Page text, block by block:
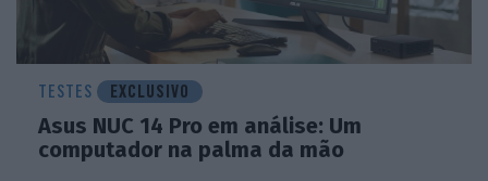
TESTES EXCLUSIVO
Asus NUC 14 Pro em análise: Um
computador na palma da mão